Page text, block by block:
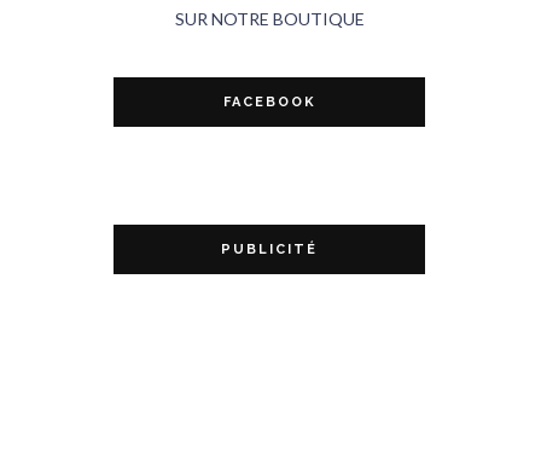
SUR NOTRE BOUTIQUE
FACEBOOK
PUBLICITÉ